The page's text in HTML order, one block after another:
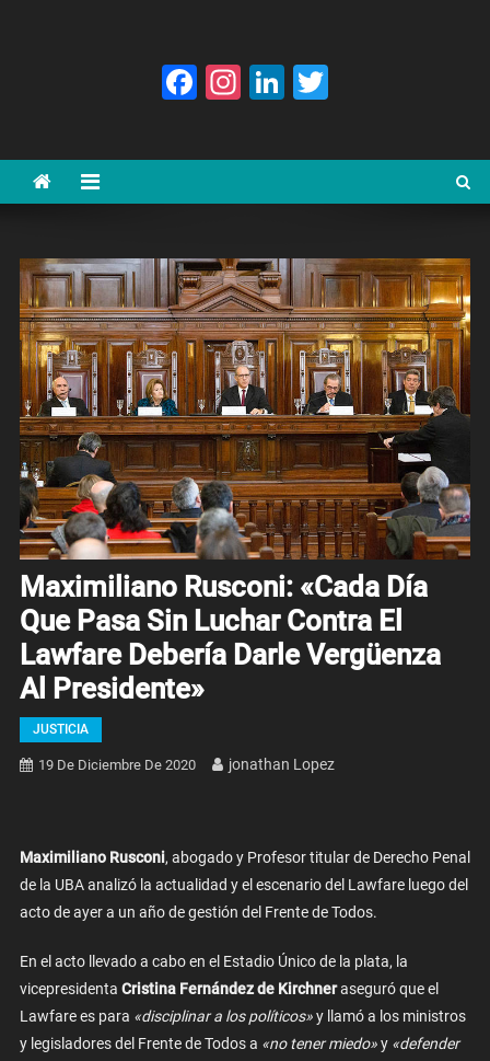
Facebook
Instagram
LinkedIn
Maximiliano Rusconi: «Cada Día
Que Pasa Sin Luchar Contra El
Lawfare Debería Darle Vergüenza
Al Presidente»
JUSTICIA
19 De Diciembre De 2020 Jonathan Lopez
Maximiliano Rusconi, abogado y Profesor titular de Derecho Penal
de la UBA analizó la actualidad y el escenario del Lawfare luego del
acto de ayer a un año de gestión del Frente de Todos.
En el acto llevado a cabo en el Estadio Único de la plata, la
vicepresidenta Cristina Fernández de Kirchneraseguró que el
Lawfare es para «disciplinar a los políticos»y llamó a los ministros
y legisladores del Frente de Todos a «no tener miedo»y «defender